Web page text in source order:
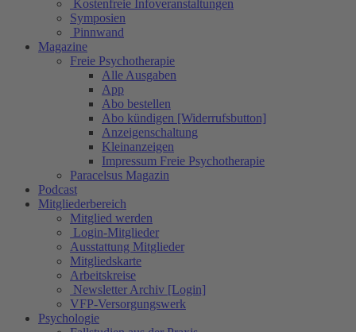
Kostenfreie Infoveranstaltungen
Symposien
Pinnwand
Magazine
Freie Psychotherapie
Alle Ausgaben
App
Abo bestellen
Abo kündigen [Widerrufsbutton]
Anzeigenschaltung
Kleinanzeigen
Impressum Freie Psychotherapie
Paracelsus Magazin
Podcast
Mitgliederbereich
Mitglied werden
Login-Mitglieder
Ausstattung Mitglieder
Mitgliedskarte
Arbeitskreise
Newsletter Archiv [Login]
VFP-Versorgungswerk
Psychologie